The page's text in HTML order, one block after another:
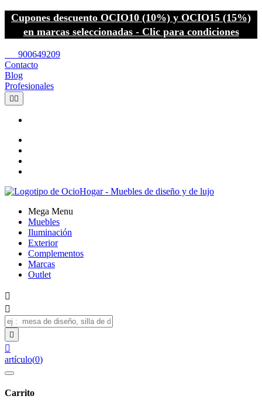
Cupones descuento OCIO10 (10%) y OCIO15 (15%)
en marcas seleccionadas - Clic para condiciones
900649209
Contacto
Blog
Profesionales
 
Mega Menu
Muebles
Iluminación
Exterior
Complementos
Marcas
Outlet




artículo(0)
Carrito